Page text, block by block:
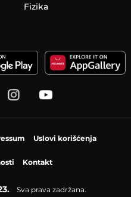
Fizika
Uslovi korišćenja
Kontakt
Sva prava zadržana.